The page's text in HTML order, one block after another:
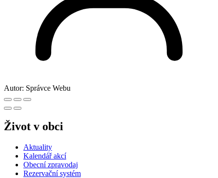
Autor: Správce Webu
Život v obci
Aktuality
Kalendář akcí
Obecní zpravodaj
Rezervační systém